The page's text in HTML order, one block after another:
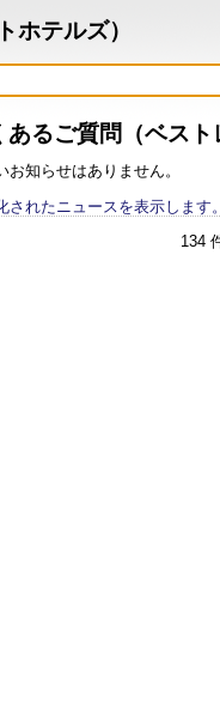
ホテルズ）
あるご質問（ベス
お知らせはありません。
されたニュースを表示します
134